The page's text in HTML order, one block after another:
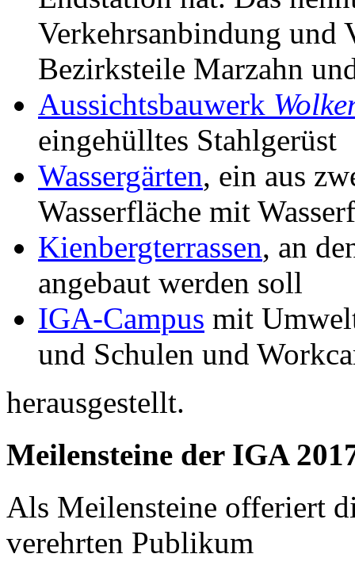
Verkehrsanbindung und
Bezirksteile Marzahn
Aussichtsbauwerk
eingehülltes Stahlgerüst
Wassergärten, ein aus
Wasserfläche mit
Kienbergterrassen, an
angebaut werden soll
IGA-Campus mit
und Schulen und
herausgestellt.
Meilensteine der IGA
Als Meilensteine offeriert
verehrten Publikum